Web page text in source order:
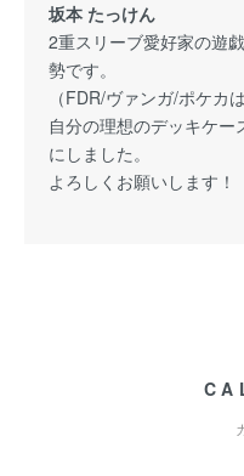
坂本 たっけん
2重スリーブ愛好家の遊
勢です。
（FDR/ヴァンガ/ポケカ
自分の理想のデッキケー
にしました。
よろしくお願いします！